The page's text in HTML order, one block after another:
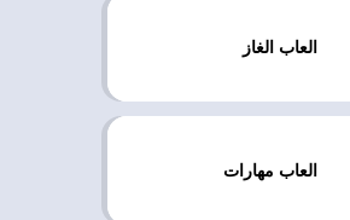
العاب الغاز
العاب مهارات